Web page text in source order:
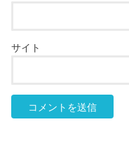
サイト